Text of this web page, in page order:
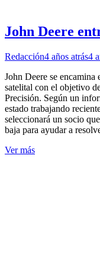
John Deere
Redacción4 años atrás4
John Deere se encamina
satelital con el objetivo
Precisión. Según un
estado trabajando
seleccionará un socio
baja para ayudar a
Ver más